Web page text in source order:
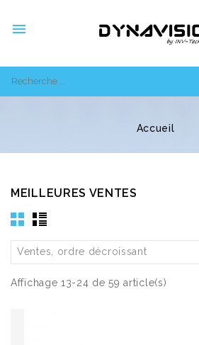

Accueil
MEILLEURES VENTES
Ventes, ordre décroissant
Affichage 13-24 de 59 article(s)